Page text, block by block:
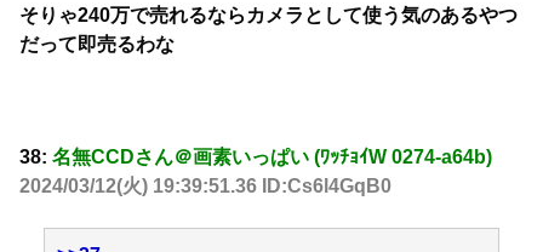
そりゃ240万で売れるならカメラとして使う気のあるやつ
だって即売るわな
38: 名無CCDさん＠画素いっぱい (ﾜｯﾁｮｲW 0274-a64b)
2024/03/12(火) 19:39:51.36 ID:Cs6l4GqB0